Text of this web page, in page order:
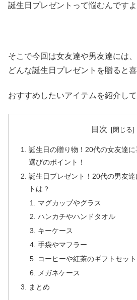
誕生日プレゼントって悩むんですよ
そこで今回は女友達や男友達には、
どんな誕生日プレゼントを贈ると喜
おすすめしたいアイテムを紹介して
目次
誕生日の贈り物！20代の女友達
選びのポイント！
誕生日プレゼント！20代の男友
トは？
マグカップやグラス
ハンカチやハンドタオル
キーケース
手袋やマフラー
コーヒーや紅茶のギフトセット
メガネケース
まとめ